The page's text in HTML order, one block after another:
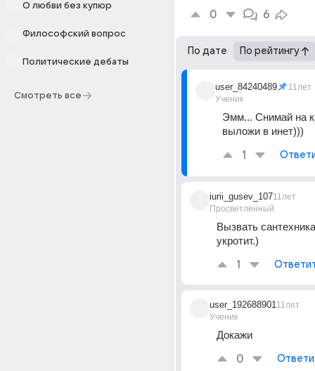
О любви без купюр
Философский вопрос
Политические дебаты
Смотреть все
0 6
По дате По рейтингу
user_84240489
Ученик
11лет
Эмм... Снимай на
выложи в инет)))
1
iurii_gusev_107
Просветленный
11лет
Вызвать
укротит.)
1
user_192688901
Ученик
11лет
Докажи
0